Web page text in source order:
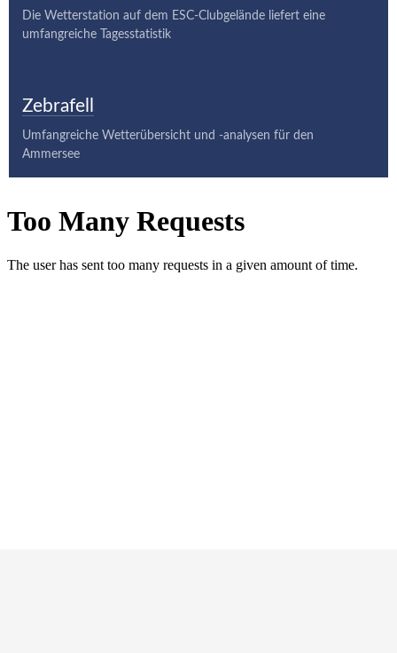
Die Wetterstation auf dem ESC-Clubgelände liefert eine
umfangreiche Tagesstatistik
Zebrafell
Umfangreiche Wetterübersicht und -analysen für den
Ammersee